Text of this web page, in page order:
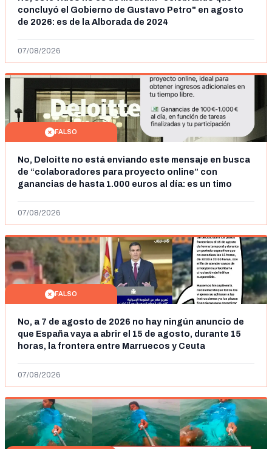
concluyó el Gobierno de Gustavo Petro" en agosto
de 2026: es de la Alborada de 2024
07/08/2026
FALSO
No, Deloitte no está enviando este mensaje en busca
de “colaboradores para proyecto online” con
ganancias de hasta 1.000 euros al día: es un timo
07/08/2026
FALSO
No, a 7 de agosto de 2026 no hay ningún anuncio de
que España vaya a abrir el 15 de agosto, durante 15
horas, la frontera entre Marruecos y Ceuta
07/08/2026